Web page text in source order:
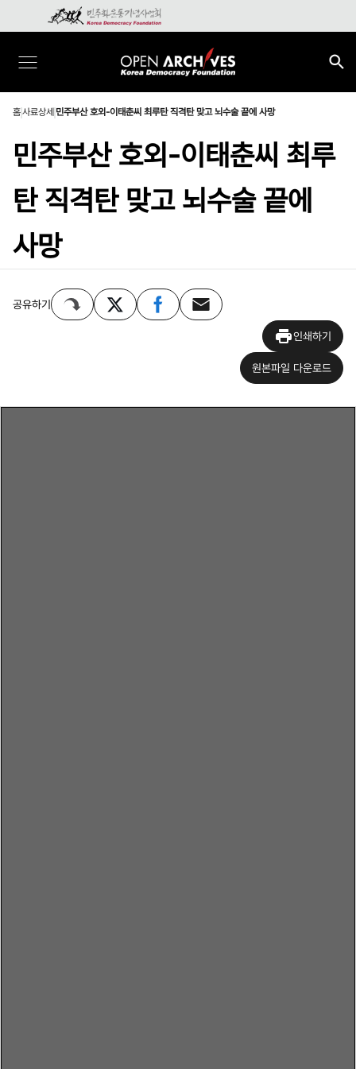
홈사료상세 민주부산 호외-이태춘씨 최루탄 직격탄 맞고 뇌수술 끝에 사망
민주부산 호외-이태춘씨 최루
탄 직격탄 맞고 뇌수술 끝에
사망
공유하기
인쇄하기
원본파일 다운로드